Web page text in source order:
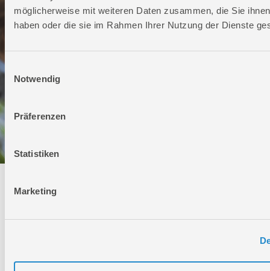
möglicherweise mit weiteren Daten zusammen, die Sie
haben oder die sie im Rahmen Ihrer Nutzung der Dienste
Einwilligungsauswahl
Notwendig
Präferenzen
Statistiken
Marketing
Technischer Service
Geschlossen